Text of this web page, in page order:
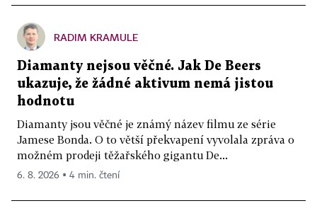
RADIM KRAMULE
Diamanty nejsou věčné. Jak De Beers
ukazuje, že žádné aktivum nemá jistou
hodnotu
Diamanty jsou věčné je známý název filmu ze série
Jamese Bonda. O to větší překvapení vyvolala zpráva o
možném prodeji těžařského gigantu De...
6. 8. 2026 ▪ 4 min. čtení